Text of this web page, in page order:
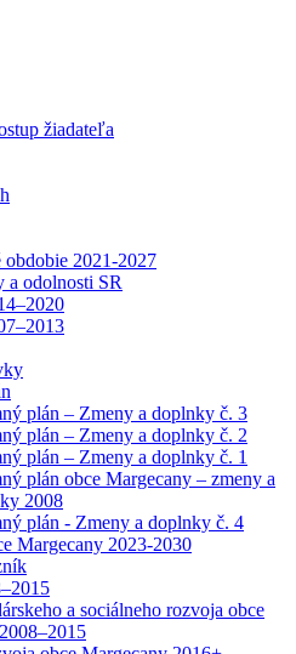
žiadateľa
obdobie 2021-2027
a odolnosti SR
plán – Zmeny a doplnky č. 3
plán – Zmeny a doplnky č. 2
plán – Zmeny a doplnky č. 1
plán obce Margecany – zmeny a
2008
plán - Zmeny a doplnky č. 4
Margecany 2023-2030
a sociálneho rozvoja obce